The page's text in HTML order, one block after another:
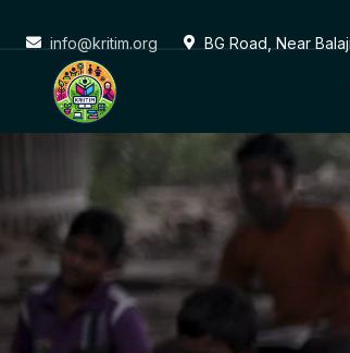
info@kritim.org BG Road, Near